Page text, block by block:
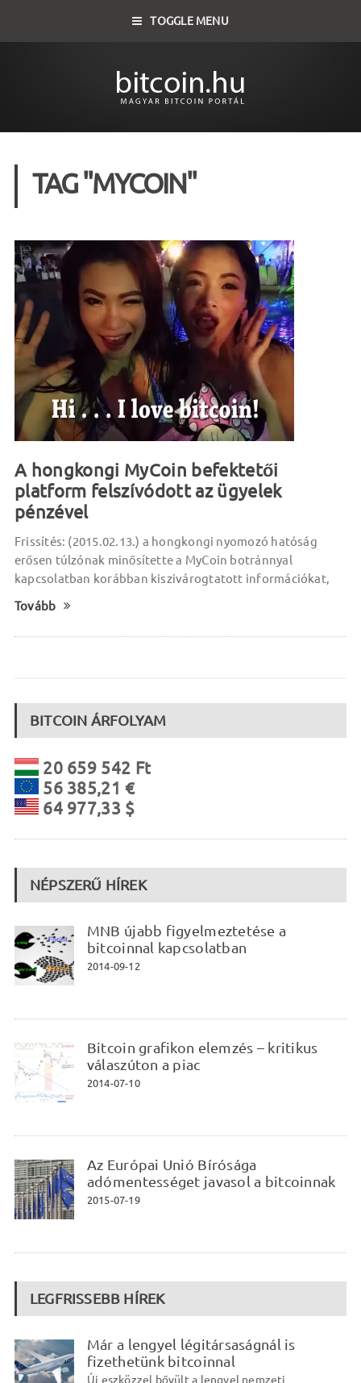
TOGGLE MENU
TAG "MYCOIN"
A hongkongi MyCoin befektetői
platform felszívódott az ügyelek
pénzével
Frissítés: (2015.02.13.) a hongkongi nyomozó hatóság
erősen túlzónak minősítette a MyCoin botránnyal
kapcsolatban korábban kiszivárogtatott információkat,
Tovább
BITCOIN ÁRFOLYAM
20 659 542 Ft
56 385,21 €
64 977,33 $
NÉPSZERŰ HÍREK
MNB újabb figyelmeztetése a
bitcoinnal kapcsolatban
2014-09-12
Bitcoin grafikon elemzés – kritikus
válaszúton a piac
2014-07-10
Az Európai Unió Bírósága
adómentességet javasol a bitcoinnak
2015-07-19
LEGFRISSEBB HÍREK
Már a lengyel légitársaságnál is
fizethetünk bitcoinnal
Új eszközzel bővült a lengyel nemzeti